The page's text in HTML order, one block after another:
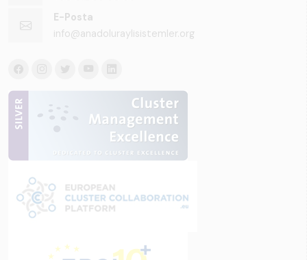
E-Posta
info@anadoluraylisistemler.org